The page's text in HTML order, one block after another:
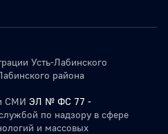
Усть-Лабинского
района
СМИ ЭЛ № ФС 77 -
по надзору в сфере
и массовых